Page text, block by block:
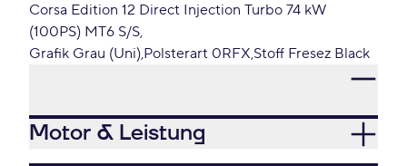
Corsa Edition 12 Direct Injection Turbo 74 kW
(100PS) MT6 S/S
Grafik Grau (Uni) Polsterart 0RFX Stoff Fresez Black
Motor & Leistung